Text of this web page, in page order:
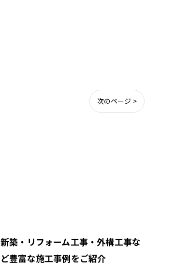
次のページ >
新築・リフォーム工事・外構工事な
ど豊富な施工事例をご紹介